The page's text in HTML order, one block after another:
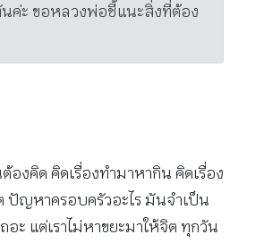
นค่ะ ขอหลวงพ่อชี้แนะสิ่งที่ต้อง
องคิด คิดเรื่องทำมาหากิน คิดเรื่อง
ปัญหาครอบครัวอะไร มันจำเป็น
อะ แต่เราไม่หาขยะมาให้จิต ทุกวัน